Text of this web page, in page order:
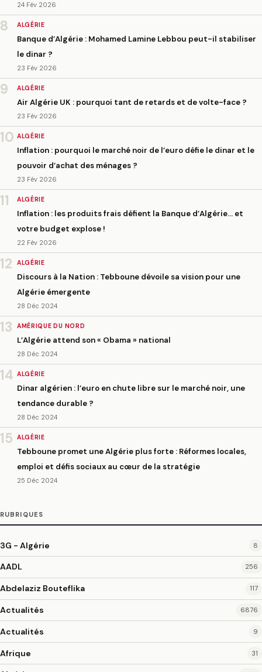
24 Fév 2026
8 ALGÉRIE
Banque d’Algérie : Mohamed Lamine Lebbou peut-il stabiliser
le dinar ?
23 Fév 2026
9 ALGÉRIE
Air Algérie UK : pourquoi tant de retards et de volte-face ?
23 Fév 2026
10 ALGÉRIE
Inflation : pourquoi le marché noir de l’euro défie le dinar et le
pouvoir d’achat des ménages ?
23 Fév 2026
11 ALGÉRIE
Inflation : les produits frais défient la Banque d’Algérie… et
votre budget explose !
22 Fév 2026
12 ALGÉRIE
Discours à la Nation : Tebboune dévoile sa vision pour une
Algérie émergente
28 Déc 2024
13 AMÉRIQUE DU NORD
L’Algérie attend son « Obama » national
28 Déc 2024
14 ALGÉRIE
Dinar algérien : l’euro en chute libre sur le marché noir, une
tendance durable ?
28 Déc 2024
15 ALGÉRIE
Tebboune promet une Algérie plus forte : Réformes locales,
emploi et défis sociaux au cœur de la stratégie
25 Déc 2024
RUBRIQUES
3G - Algérie 8
AADL 256
Abdelaziz Bouteflika 117
Actualités 6876
Actualités 9
Afrique 31